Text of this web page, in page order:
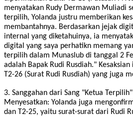
menyatakan Rudy Dermawan Muliadi
terpilih, Yolanda justru memberikan
membantahnya. Berdasarkan jejak
internal yang diketahuinya, ia
digital yang saya perhatikn memang
terpilih dalam Munaslub di tanggal 2
adalah Bapak Rudi Rusdiah."
T2-26 (Surat Rudi Rusdiah) yang juga
3. Sanggahan dari Sang "Ketua
Menyesatkan: Yolanda juga
dan T2-25, yaitu surat-surat dari Rudi